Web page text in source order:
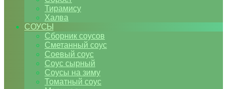
Тирамису
Халва
СОУСЫ
Сборник соусов
Сметанный соус
Соевый соус
Соус сырный
Соусы на зиму
Томатный соус